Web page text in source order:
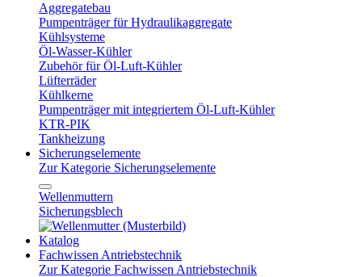
Aggregatebau
Pumpenträger für Hydraulikaggregate
Kühlsysteme
Öl-Wasser-Kühler
Zubehör für Öl-Luft-Kühler
Lüfterräder
Kühlkerne
Pumpenträger mit integriertem Öl-Luft-Kühler
KTR-PIK
Tankheizung
Sicherungselemente
Zur Kategorie Sicherungselemente
Wellenmuttern
Sicherungsblech
Katalog
Fachwissen Antriebstechnik
Zur Kategorie Fachwissen Antriebstechnik